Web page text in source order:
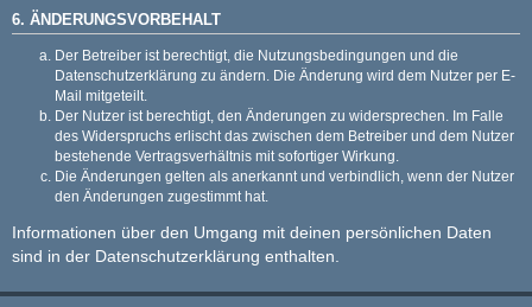
6. ÄNDERUNGSVORBEHALT
Der Betreiber ist berechtigt, die Nutzungsbedingungen und die
Datenschutzerklärung zu ändern. Die Änderung wird dem Nutzer per E-
Mail mitgeteilt.
Der Nutzer ist berechtigt, den Änderungen zu widersprechen. Im Falle
des Widerspruchs erlischt das zwischen dem Betreiber und dem Nutzer
bestehende Vertragsverhältnis mit sofortiger Wirkung.
Die Änderungen gelten als anerkannt und verbindlich, wenn der Nutzer
den Änderungen zugestimmt hat.
Informationen über den Umgang mit deinen persönlichen Daten
sind in der Datenschutzerklärung enthalten.